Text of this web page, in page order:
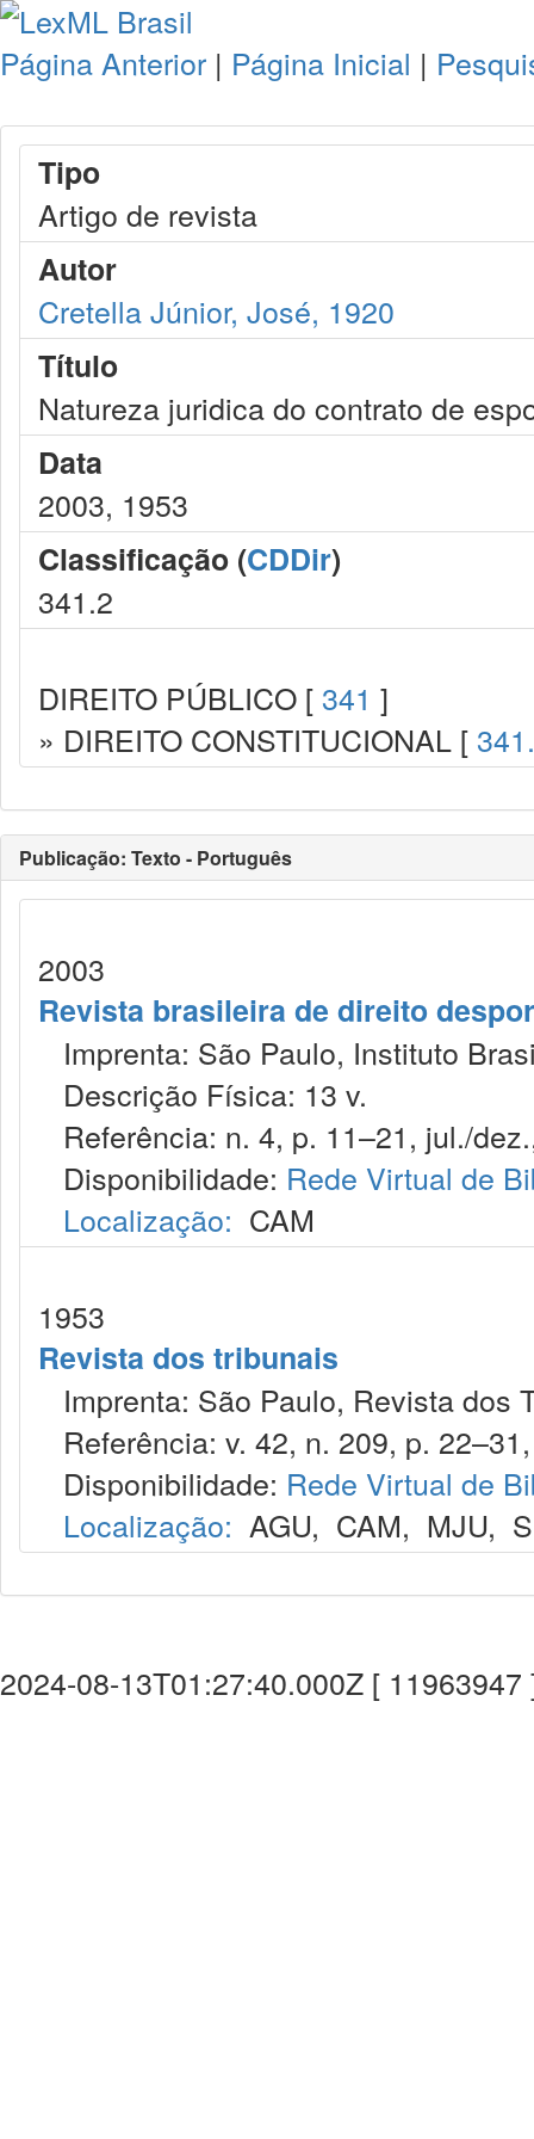
Página Anterior | Página Inicial |
Tipo
Artigo de revista
Autor
Cretella Júnior, José, 1920
Título
Natureza juridica do contrato de
Data
2003, 1953
Classificação (CDDir)
341.2
DIREITO PÚBLICO [ 341 ]
» DIREITO CONSTITUCIONAL [
Publicação: Texto - Português
2003
Revista brasileira de direito
Imprenta: São Paulo, Instituto
Descrição Física: 13 v.
Referência: n. 4, p. 11–21, jul./
Disponibilidade: Rede Virtual de
Localização: CAM
1953
Revista dos tribunais
Imprenta: São Paulo, Revista dos
Referência: v. 42, n. 209, p.
Disponibilidade: Rede Virtual de
Localização: AGU, CAM, MJU,
2024-08-13T01:27:40.000Z [ 11963947